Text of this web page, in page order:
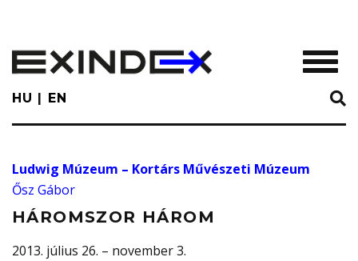
main
content
HU EN
Ludwig Múzeum – Kortárs Művészeti Múzeum
Ősz Gábor
HÁROMSZOR HÁROM
2013. július 26. – november 3.